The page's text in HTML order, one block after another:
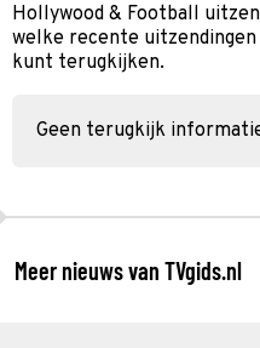
Hollywood & Football
welke recente
kunt terugkijken.
Geen terugkijk
Meer nieuws van TVgids.nl